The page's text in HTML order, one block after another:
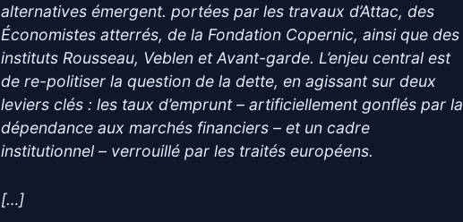
alternatives émergent. portées par les travaux d’Attac, des
Économistes atterrés, de la Fondation Copernic, ainsi que des
instituts Rousseau, Veblen et Avant-garde. L’enjeu central est
de re-politiser la question de la dette, en agissant sur deux
leviers clés : les taux d’emprunt – artificiellement gonflés par la
dépendance aux marchés financiers – et un cadre
institutionnel – verrouillé par les traités européens.
[…]